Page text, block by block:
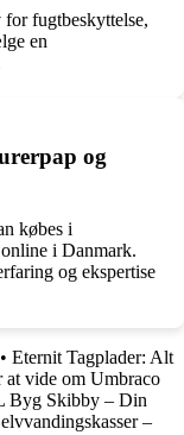
fugtbeskyttelse,
en
og
købes i
i Danmark.
og ekspertise
• Eternit Tagplader: Alt
vide om Umbraco
Byg Skibby – Din
–